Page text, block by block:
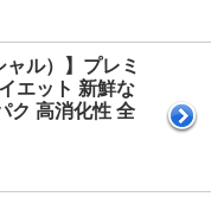
ャル）】プレミ
エット 新鮮な
ク 高消化性 全